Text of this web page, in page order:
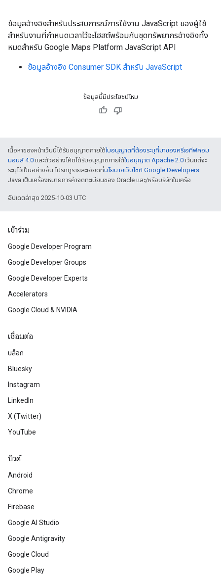
ข้อมูลอ้างอิงสำหรับประสบการณ์การใช้งาน JavaScript ของผู้ใช้
สำหรับงานที่กําหนดเวลาไว้จะโฮสต์พร้อมกับชุดทรัพยากรอ้างอิงทั้ง
หมดสําหรับ Google Maps Platform JavaScript API
ข้อมูลอ้างอิง Consumer SDK สําหรับ JavaScript
ข้อมูลนี้มีประโยชน์ไหม
เนื้อหาของหน้าเว็บนี้ได้รับอนุญาตภายใต้ใบอนุญาตที่ต้องระบุที่มาของครีเอทีฟคอม
มอนส์ 4.0 และตัวอย่างโค้ดได้รับอนุญาตภายใต้ใบอนุญาต Apache 2.0 เว้นแต่จะ
ระบุไว้เป็นอย่างอื่น โปรดดูรายละเอียดที่นโยบายเว็บไซต์ Google Developers
Java เป็นเครื่องหมายการค้าจดทะเบียนของ Oracle และ/หรือบริษัทในเครือ
อัปเดตล่าสุด 2025-10-03 UTC
เข้าร่วม
Google Developer Program
Google Developer Groups
Google Developer Experts
Accelerators
Google Cloud & NVIDIA
เชื่อมต่อ
บล็อก
Bluesky
Instagram
LinkedIn
X (Twitter)
YouTube
บิวด์
Android
Chrome
Firebase
Google AI Studio
Google Antigravity
Google Cloud
Google Play